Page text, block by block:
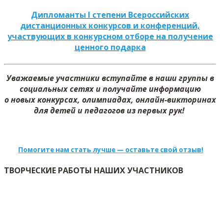
Дипломанты I степени Всероссийских
дистанционных конкурсов и конференций,
участвующих в конкурсном отборе на получение
ценного подарка
Уважаемые участники вступайте в наши группы в
социальных сетях и получайте информацию
о новых конкурсах, олимпиадах, онлайн-викторинах
для детей и педагогов из первых рук!
Помогите нам стать лучше — оставьте свой отзыв!
ТВОРЧЕСКИЕ РАБОТЫ НАШИХ УЧАСТНИКОВ